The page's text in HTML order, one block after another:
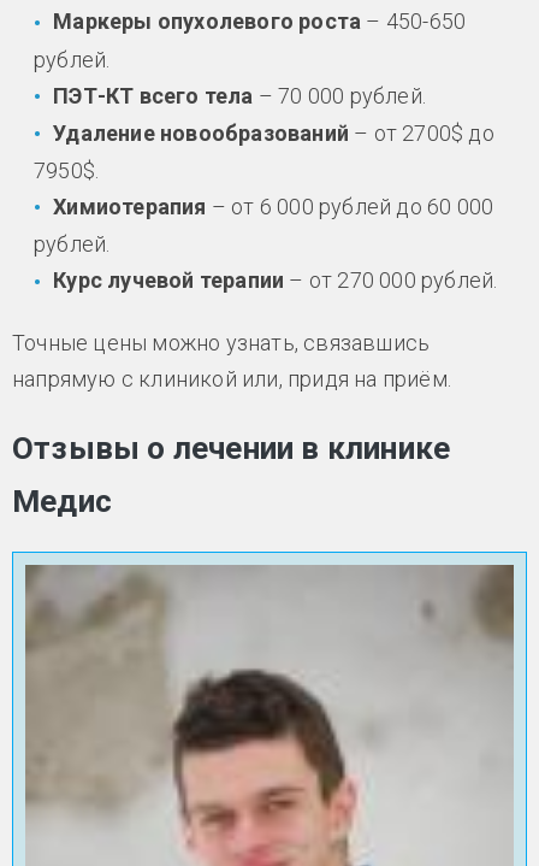
Маркеры опухолевого роста – 450-650
рублей.
ПЭТ-КТ всего тела – 70 000 рублей.
Удаление новообразований – от 2700$ до
7950$.
Химиотерапия – от 6 000 рублей до 60 000
рублей.
Курс лучевой терапии – от 270 000 рублей.
Точные цены можно узнать, связавшись
напрямую с клиникой или, придя на приём.
Отзывы о лечении в клинике
Медис